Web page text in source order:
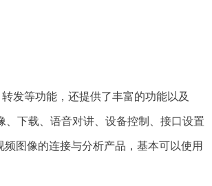
等功能，还提供了丰富的功能以及
下载、语音对讲、设备控制、接口设置
图像的连接与分析产品，基本可以使用